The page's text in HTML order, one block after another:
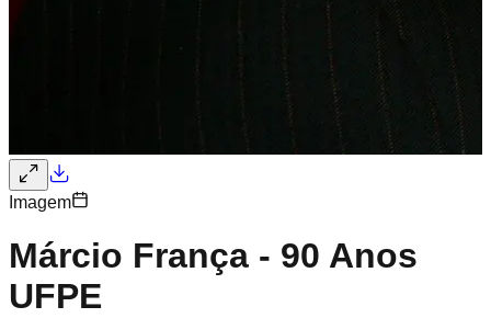
Imagem
Márcio França - 90 Anos
UFPE